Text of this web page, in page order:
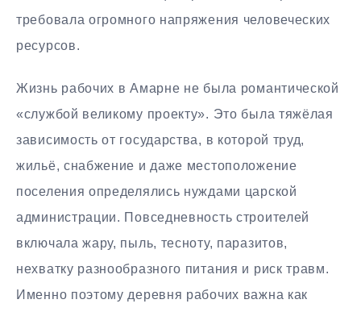
требовала огромного напряжения человеческих
ресурсов.
Жизнь рабочих в Амарне не была романтической
«службой великому проекту». Это была тяжёлая
зависимость от государства, в которой труд,
жильё, снабжение и даже местоположение
поселения определялись нуждами царской
администрации. Повседневность строителей
включала жару, пыль, тесноту, паразитов,
нехватку разнообразного питания и риск травм.
Именно поэтому деревня рабочих важна как